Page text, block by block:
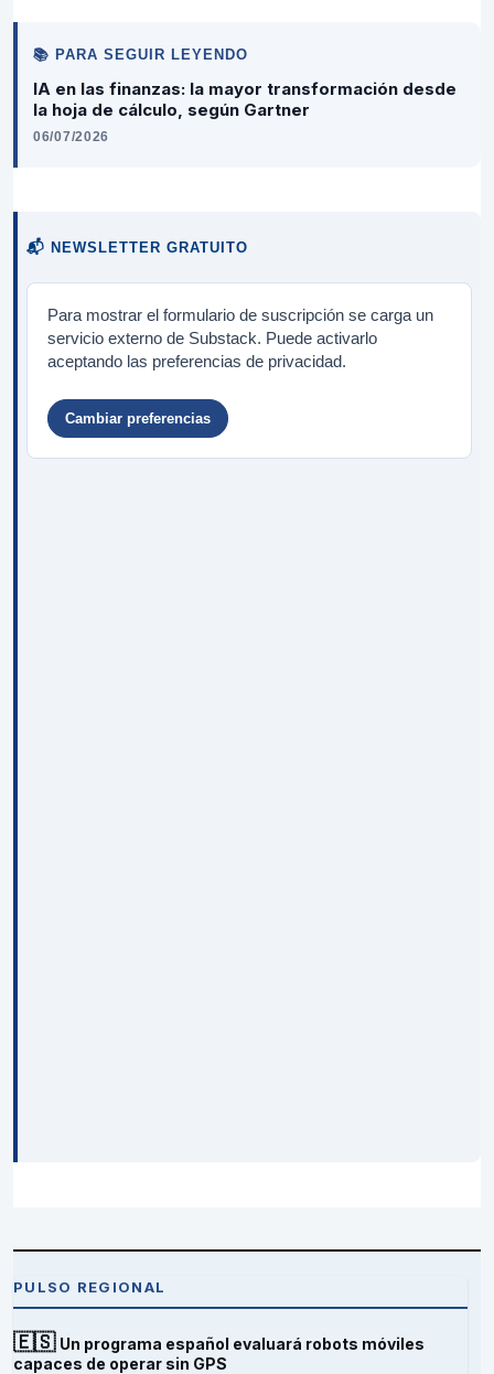
📚 PARA SEGUIR LEYENDO
IA en las finanzas: la mayor transformación desde
la hoja de cálculo, según Gartner
06/07/2026
📬 NEWSLETTER GRATUITO
Para mostrar el formulario de suscripción se carga un
servicio externo de Substack. Puede activarlo
aceptando las preferencias de privacidad.
Cambiar preferencias
PULSO REGIONAL
🇪🇸 Un programa español evaluará robots móviles
capaces de operar sin GPS